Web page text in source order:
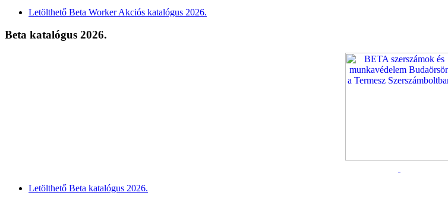
Letölthető Beta Worker Akciós katalógus 2026.
Beta katalógus 2026.
Letölthető Beta katalógus 2026.